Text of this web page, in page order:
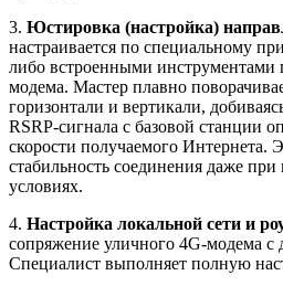
3. Юстировка (настройка)
настраивается по специальному
либо встроенными инструментами
модема. Мастер плавно
горизонтали и вертикали,
RSRP-сигнала с базовой станции
скорости получаемого Интернета.
стабильность соединения даже
условиях.
4. Настройка локальной сети и
сопряжение уличного 4G-модема
Специалист выполняет полную